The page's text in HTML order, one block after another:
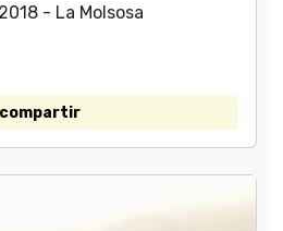
- La Molsosa
compartir